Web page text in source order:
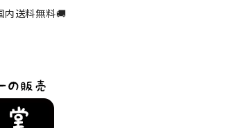
内送料無料🚚